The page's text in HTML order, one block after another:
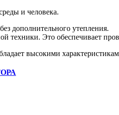
и человека.
дополнительного утепления.
техники. Это обеспечивает
высокими